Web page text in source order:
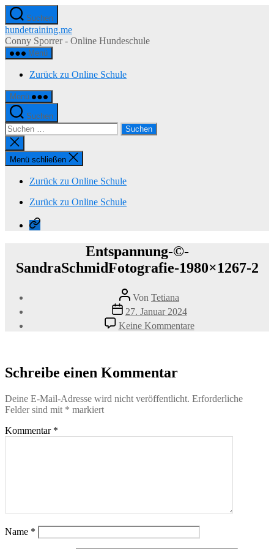
Zum
Inhalt
springen
Suchen
hundetraining.me
Conny Sporrer - Online Hundeschule
Menü
Zurück zu Online Schule
Menü
Suchen
Suchen
nach:
Suche
schließen
Menü schließen
Zurück zu Online Schule
Zurück zu Online Schule
Zurück
zu
Entspannung-©-
SandraSchmidFotografie-1980×1267-2
Beitragsautor
Von Tetiana
Veröffentlichungsdatum
27. Januar 2024
Keine Kommentarezu
Entspannung-
Schreibe einen Kommentar
Deine E-Mail-Adresse wird nicht veröffentlicht. Erforderliche
Felder sind mit * markiert
Kommentar *
Name *